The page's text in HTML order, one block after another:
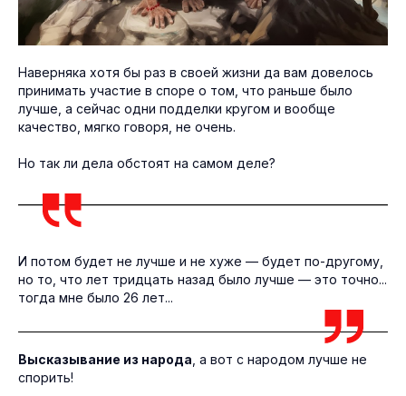
Наверняка хотя бы раз в своей жизни да вам довелось
принимать участие в споре о том, что раньше было
лучше, а сейчас одни подделки кругом и вообще
качество, мягко говоря, не очень.
Но так ли дела обстоят на самом деле?
И потом будет не лучше и не хуже — будет по-другому,
но то, что лет тридцать назад было лучше — это точно...
тогда мне было 26 лет...
Высказывание из народа , а вот с народом лучше не
спорить!